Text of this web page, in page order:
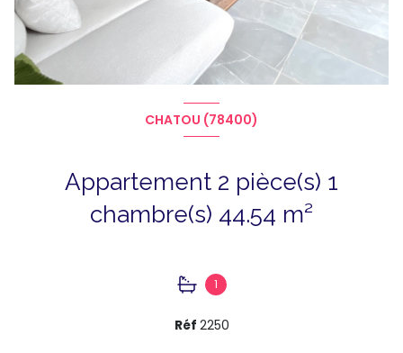
CHATOU (78400)
Appartement 2 pièce(s) 1
chambre(s) 44.54 m²
1
Réf 2250